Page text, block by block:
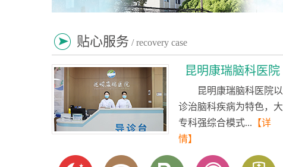
贴心服务 / recovery case
昆明康瑞脑科医院
昆明康瑞脑科医院以
诊治脑科疾病为特色，大
专科强综合模式... 【详
情】